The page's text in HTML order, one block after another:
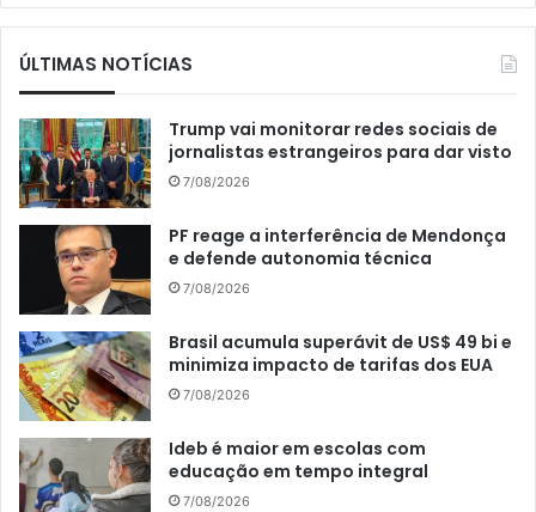
ÚLTIMAS NOTÍCIAS
Trump vai monitorar redes sociais de
jornalistas estrangeiros para dar visto
7/08/2026
PF reage a interferência de Mendonça
e defende autonomia técnica
7/08/2026
Brasil acumula superávit de US$ 49 bi e
minimiza impacto de tarifas dos EUA
7/08/2026
Ideb é maior em escolas com
educação em tempo integral
7/08/2026